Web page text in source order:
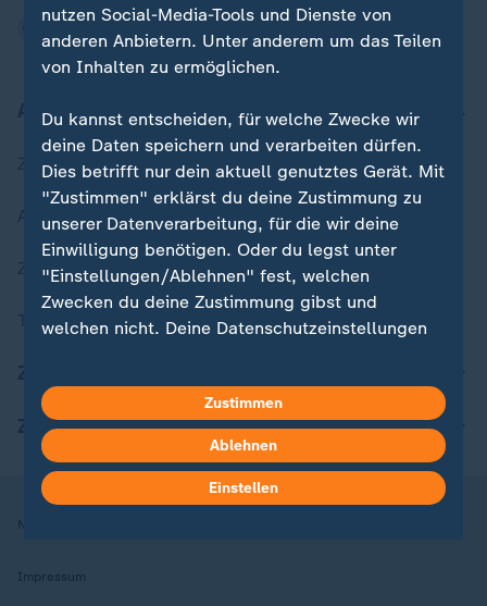
Aktuell bei ZDFheute
Zuletzt veröffentlicht
Aktuelle Sendungs-Videos
ZDFheute Stories
Themen im Überblick
ZDFheute Apps
Nutzungsbedingungen
Impressum
nutzen Social-Media-Tools und Dienste von
anderen Anbietern. Unter anderem um das Teilen
von Inhalten zu ermöglichen.
Du kannst entscheiden, für welche Zwecke wir
deine Daten speichern und verarbeiten dürfen.
Dies betrifft nur dein aktuell genutztes Gerät. Mit
"Zustimmen" erklärst du deine Zustimmung zu
unserer Datenverarbeitung, für die wir deine
Einwilligung benötigen. Oder du legst unter
"Einstellungen/Ablehnen" fest, welchen
Zwecken du deine Zustimmung gibst und
welchen nicht. Deine Datenschutzeinstellungen
Hier findest du das Impressum.
Weitere Informationen findest du in unserer
Datenschutzerklärung.
Zustimmen
Ablehnen
Einstellen